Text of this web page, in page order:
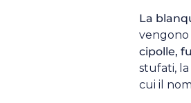
La
cipolle,
stufati,
cui il